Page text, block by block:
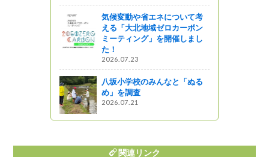
動や省エネについて考
大北地域ゼロカーボン
ィング」を開催しまし
学校のみんなと「ぬる
2026.08.03
【唐松岳登山に挑戦！】標高2,
060mの八方池がとてもキレイ
【湯俣温泉・噴湯丘（の近く
関連リンク